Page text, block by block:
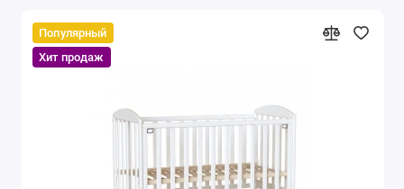
Популярный
Хит продаж